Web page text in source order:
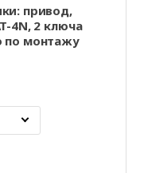
привод,
4N, 2 ключа
по монтажу